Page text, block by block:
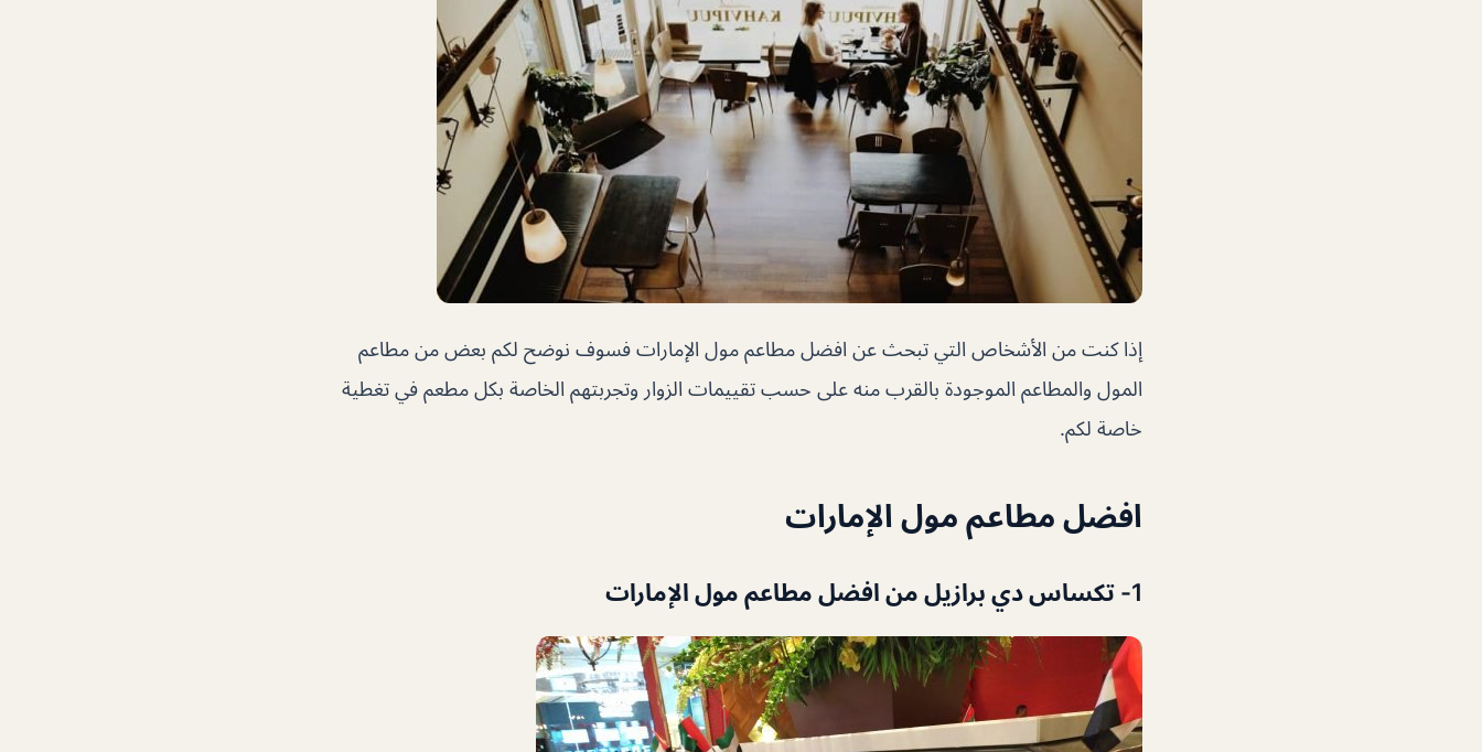
إذا كنت من الأشخاص التي تبحث عن افضل مطاعم مول الإمارات فسوف نوضح لكم بعض من مطاعم
المول والمطاعم الموجودة بالقرب منه على حسب تقييمات الزوار وتجربتهم الخاصة بكل مطعم في تغطية
خاصة لكم.
افضل مطاعم مول الإمارات
1- تكساس دي برازيل من افضل مطاعم مول الإمارات